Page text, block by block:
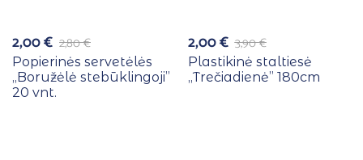
2,80€
2,00€
Popierinės servetėlės
,,Boružėlė stebūklingoji”
20 vnt.
3,90€
2,00€
Plastikinė staltiesė
,,Trečiadienė” 180cm